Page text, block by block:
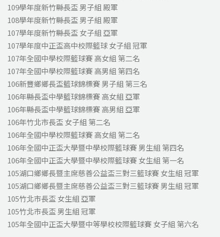
109學年度新竹縣長盃男子組 殿軍
108學年度新竹縣長盃男子組 殿軍
107學年度新竹縣長盃 女子組 亞軍
107學年度中正盃高中校際籃球女子組冠軍
107年全國中學校際籃球賽 高女組 第二名
107年全國中學校際籃球賽 高男組 第四名
106新豐鄉鄉長盃籃球錦標賽男子組 第三名
106年縣長盃中學籃球錦標賽 高女組 亞軍
106年縣長盃中學籃球錦標賽 高男組 亞軍
106年竹北市長盃 女子組 第二名
106年全國中學校際籃球賽 高女組 第二名
106年全國中正盃大學暨中學校際籃球賽男生組 第四名
106年全國中正盃大學暨中學校際籃球賽 女生組 第一名
105湖口鄉鄉長暨主席慈善公益盃三對三籃球賽 女生組冠軍
105湖口鄉鄉長暨主席慈善公益盃三對三籃球賽男生組冠軍
105竹北市長盃 女生組 亞軍
105竹北市長盃男生組冠軍
105年全國中正盃大學暨中等學校校際籃球賽 女子組 第六名